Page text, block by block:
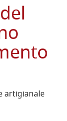
artigianale